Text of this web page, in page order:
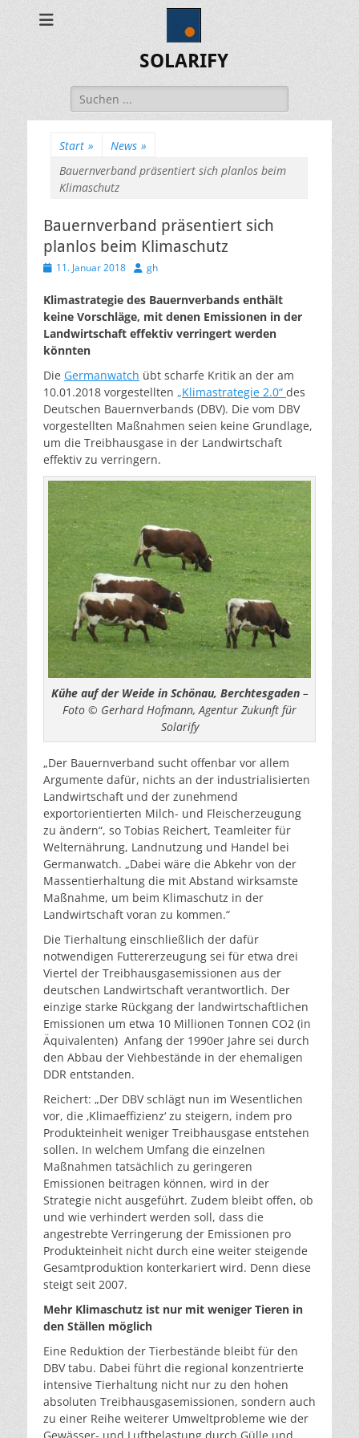
SOLARIFY
Suchen
nach:
Start » News »
Bauernverband präsentiert sich planlos beim
Klimaschutz
Bauernverband präsentiert sich
planlos beim Klimaschutz
Veröffentlicht
11. Januar 2018 Autor
gh
Klimastrategie des Bauernverbands enthält
keine Vorschläge, mit denen Emissionen in der
Landwirtschaft effektiv verringert werden
könnten
Die Germanwatch übt scharfe Kritik an der am
10.01.2018 vorgestellten „Klimastrategie 2.0“ des
Deutschen Bauernverbands (DBV). Die vom DBV
vorgestellten Maßnahmen seien keine Grundlage,
um die Treibhausgase in der Landwirtschaft
effektiv zu verringern.
Kühe auf der Weide in Schönau, Berchtesgaden–
Foto © Gerhard Hofmann, Agentur Zukunft für
Solarify
„Der Bauernverband sucht offenbar vor allem
Argumente dafür, nichts an der industrialisierten
Landwirtschaft und der zunehmend
exportorientierten Milch- und Fleischerzeugung
zu ändern“, so Tobias Reichert, Teamleiter für
Welternährung, Landnutzung und Handel bei
Germanwatch. „Dabei wäre die Abkehr von der
Massentierhaltung die mit Abstand wirksamste
Maßnahme, um beim Klimaschutz in der
Landwirtschaft voran zu kommen.“
Die Tierhaltung einschließlich der dafür
notwendigen Futtererzeugung sei für etwa drei
Viertel der Treibhausgasemissionen aus der
deutschen Landwirtschaft verantwortlich. Der
einzige starke Rückgang der landwirtschaftlichen
Emissionen um etwa 10 Millionen Tonnen CO2 (in
Äquivalenten) Anfang der 1990er Jahre sei durch
den Abbau der Viehbestände in der ehemaligen
DDR entstanden.
Reichert: „Der DBV schlägt nun im Wesentlichen
vor, die ‚Klimaeffizienz‘ zu steigern, indem pro
Produkteinheit weniger Treibhausgase entstehen
sollen. In welchem Umfang die einzelnen
Maßnahmen tatsächlich zu geringeren
Emissionen beitragen können, wird in der
Strategie nicht ausgeführt. Zudem bleibt offen, ob
und wie verhindert werden soll, dass die
angestrebte Verringerung der Emissionen pro
Produkteinheit nicht durch eine weiter steigende
Gesamtproduktion konterkariert wird. Denn diese
steigt seit 2007.
Mehr Klimaschutz ist nur mit weniger Tieren in
den Ställen möglich
Eine Reduktion der Tierbestände bleibt für den
DBV tabu. Dabei führt die regional konzentrierte
intensive Tierhaltung nicht nur zu den hohen
absoluten Treibhausgasemissionen, sondern auch
zu einer Reihe weiterer Umweltprobleme wie der